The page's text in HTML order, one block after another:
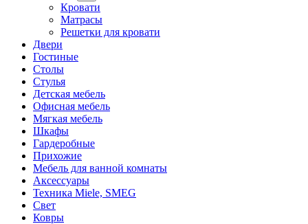
Кровати
Матрасы
Решетки для кровати
Двери
Гостиные
Столы
Стулья
Детская мебель
Офисная мебель
Мягкая мебель
Шкафы
Гардеробные
Прихожие
Мебель для ванной комнаты
Аксессуары
Техника Miele, SMEG
Свет
Ковры